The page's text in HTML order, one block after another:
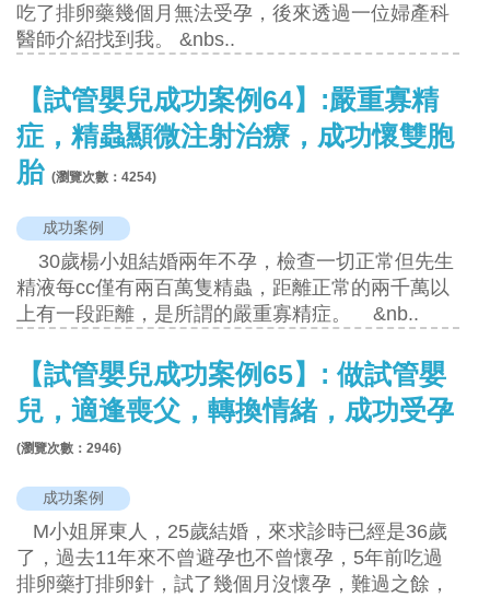
吃了排卵藥幾個月無法受孕，後來透過一位婦產科
醫師介紹找到我。 &nbs..
【試管嬰兒成功案例64】:嚴重寡精
症，精蟲顯微注射治療，成功懷雙胞
胎 (瀏覽次數：4254)
成功案例
30歲楊小姐結婚兩年不孕，檢查一切正常但先生
精液每cc僅有兩百萬隻精蟲，距離正常的兩千萬以
上有一段距離，是所謂的嚴重寡精症。 &nb..
【試管嬰兒成功案例65】: 做試管嬰
兒，適逢喪父，轉換情緒，成功受孕
(瀏覽次數：2946)
成功案例
M小姐屏東人，25歲結婚，來求診時已經是36歲
了，過去11年來不曾避孕也不曾懷孕，5年前吃過
排卵藥打排卵針，試了幾個月沒懷孕，難過之餘，